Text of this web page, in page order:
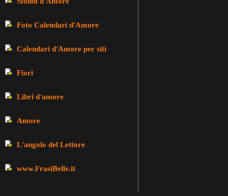
Foto Calendari d'Amore
Calendari d'Amore per siti
Fiori
Libri d'amore
Amore
L'angolo del Lettore
www.FrasiBelle.it